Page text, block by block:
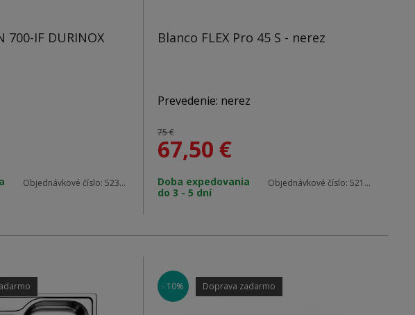
700-IF DURINOX
Objednávkové číslo: 523391
Blanco FLEX Pro 45 S - nerez
Prevedenie: nerez
Materiál: nerez
Vonkajšie rozmery: 860 x 480 mm
Hĺbka vaničky: 160 mm
75 €
67,50 €
Doba expedovania
do 3 - 5 dní
Objednávkové číslo: 521007
- 10% Doprava zadarmo